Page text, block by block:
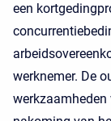
een
werknemer. De
werkzaamheden